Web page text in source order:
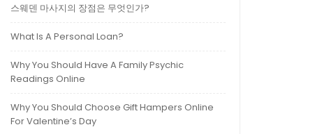
스웨덴 마사지의 장점은 무엇인가?
What Is A Personal Loan?
Why You Should Have A Family Psychic
Readings Online
Why You Should Choose Gift Hampers Online
For Valentine’s Day